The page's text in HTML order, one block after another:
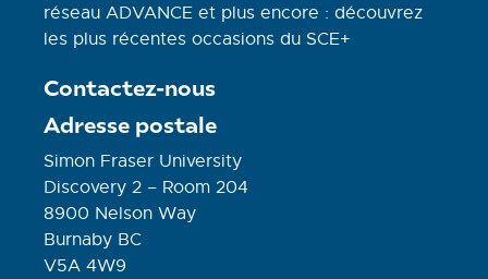
réseau ADVANCE et plus encore : découvrez
les plus récentes occasions du SCE+
Contactez-nous
Adresse postale
Simon Fraser University
Discovery 2 – Room 204
8900 Nelson Way
Burnaby BC
V5A 4W9